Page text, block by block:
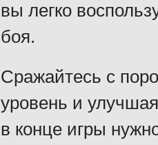
вы легко
боя.
Сражайтесь с
уровень и
в конце игры